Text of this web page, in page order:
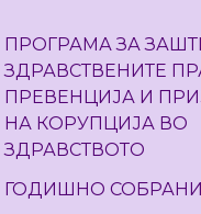
c
h
f
o
r
ПРОГРАМА ЗА
ЗДРАВСТВЕНИТЕ
ПРЕВЕНЦИЈА И
НА КОРУПЦИЈА ВО
ЗДРАВСТВОТО
ГОДИШНО